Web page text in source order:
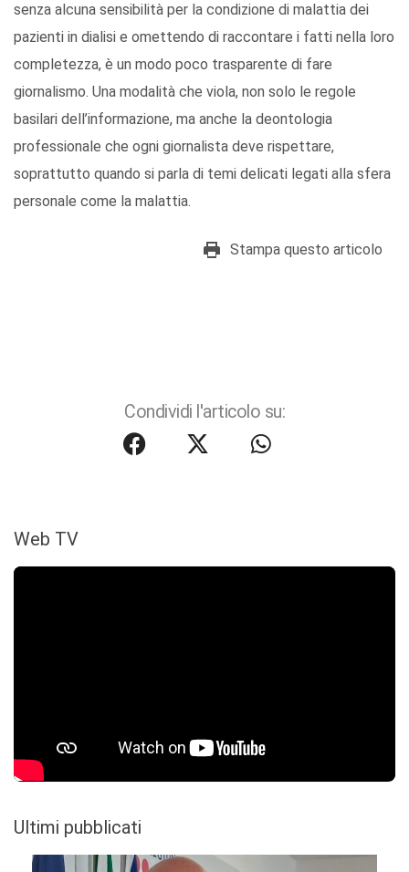
senza alcuna sensibilità per la condizione di malattia dei
pazienti in dialisi e omettendo di raccontare i fatti nella loro
completezza, è un modo poco trasparente di fare
giornalismo. Una modalità che viola, non solo le regole
basilari dell’informazione, ma anche la deontologia
professionale che ogni giornalista deve rispettare,
soprattutto quando si parla di temi delicati legati alla sfera
personale come la malattia.
Stampa questo articolo
Condividi l'articolo su:
Web TV
Ultimi pubblicati